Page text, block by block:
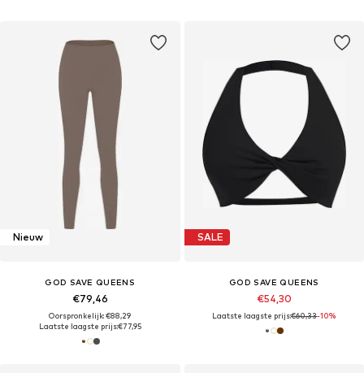
Nieuw
GOD SAVE QUEENS
€79,46
Oorspronkelijk: €88,29
Laatste laagste prijs:€77,95
SALE
GOD SAVE QUEENS
€54,30
Laatste laagste prijs:€60,33-10%